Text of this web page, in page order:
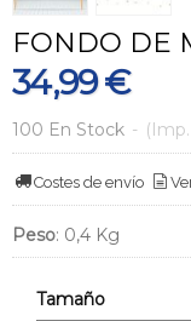
FONDO DE
34,99 €
100 En Stock -
Costes de envío
Peso: 0,4 Kg
Tamaño